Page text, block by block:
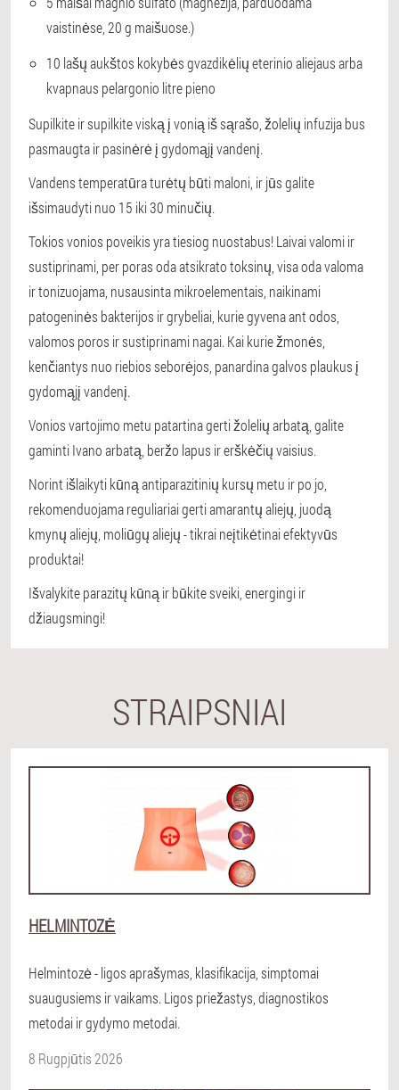
vaistinėse, 20 g maišuose.)
10 lašų aukštos kokybės gvazdikėlių eterinio aliejaus arba
kvapnaus pelargonio litre pieno
Supilkite ir supilkite viską į vonią iš sąrašo, žolelių infuzija bus
pasmaugta ir pasinėrė į gydomąjį vandenį.
Vandens temperatūra turėtų būti maloni, ir jūs galite
išsimaudyti nuo 15 iki 30 minučių.
Tokios vonios poveikis yra tiesiog nuostabus! Laivai valomi ir
sustiprinami, per poras oda atsikrato toksinų, visa oda valoma
ir tonizuojama, nusausinta mikroelementais, naikinami
patogeninės bakterijos ir grybeliai, kurie gyvena ant odos,
valomos poros ir sustiprinami nagai. Kai kurie žmonės,
kenčiantys nuo riebios seborėjos, panardina galvos plaukus į
gydomąjį vandenį.
Vonios vartojimo metu patartina gerti žolelių arbatą, galite
gaminti Ivano arbatą, beržo lapus ir erškėčių vaisius.
Norint išlaikyti kūną antiparazitinių kursų metu ir po jo,
rekomenduojama reguliariai gerti amarantų aliejų, juodą
kmynų aliejų, moliūgų aliejų - tikrai neįtikėtinai efektyvūs
produktai!
Išvalykite parazitų kūną ir būkite sveiki, energingi ir
džiaugsmingi!
STRAIPSNIAI
HELMINTOZĖ
Helmintozė - ligos aprašymas, klasifikacija, simptomai
suaugusiems ir vaikams. Ligos priežastys, diagnostikos
metodai ir gydymo metodai.
8 Rugpjūtis 2026